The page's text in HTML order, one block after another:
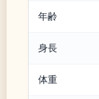
年齢
身長
体重